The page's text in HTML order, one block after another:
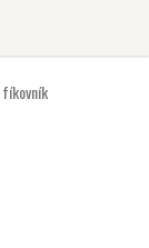
fíkovník